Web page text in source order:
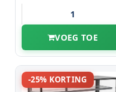
VOEG TOE
-25% KORTING